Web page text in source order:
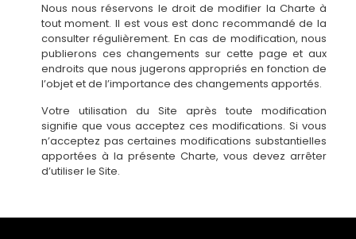
Nous nous réservons le droit de modifier la Charte à
tout moment. Il est vous est donc recommandé de la
consulter régulièrement. En cas de modification, nous
publierons ces changements sur cette page et aux
endroits que nous jugerons appropriés en fonction de
l’objet et de l’importance des changements apportés.
Votre utilisation du Site après toute modification
signifie que vous acceptez ces modifications. Si vous
n’acceptez pas certaines modifications substantielles
apportées à la présente Charte, vous devez arrêter
d’utiliser le Site.